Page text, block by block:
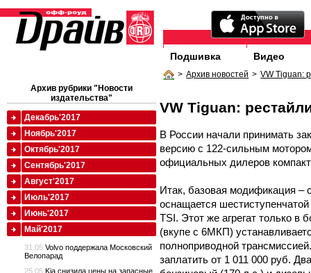
Подшивка Видео
> Архив новостей > VW Tiguan:
VW Tiguan:
В России начали принимать
версию с 122-сильным
официальных дилеров
Итак, базовая модификация –
оснащается
TSI. Этот же агрегат только в
(вкупе с 6МКП)
полноприводной
заплатить от 1 011 000 руб.
Архив рубрики "Новости
издательства"
Декабрь'2017
Ноябрь'2017
Октябрь'2017
Сентябрь'2017
Август'2017
Июль'2017
Июнь'2017
Май'2017
31.05 Volvo поддержала Московский
Велопарад
25.05 Kia снизила цены на запасные